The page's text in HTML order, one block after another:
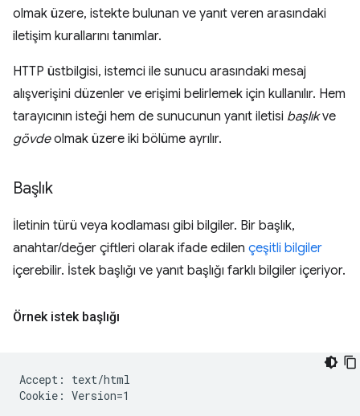
olmak üzere, istekte bulunan ve yanıt veren arasındaki
iletişim kurallarını tanımlar.
HTTP üstbilgisi, istemci ile sunucu arasındaki mesaj
alışverişini düzenler ve erişimi belirlemek için kullanılır. Hem
tarayıcının isteği hem de sunucunun yanıt iletisi başlıkve
gövdeolmak üzere iki bölüme ayrılır.
Başlık
İletinin türü veya kodlaması gibi bilgiler. Bir başlık,
anahtar/değer çiftleri olarak ifade edilen çeşitli bilgiler
içerebilir. İstek başlığı ve yanıt başlığı farklı bilgiler içeriyor.
Örnek istek başlığı
Accept: text/html